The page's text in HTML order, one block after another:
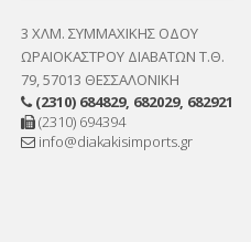
3 ΧΛΜ. ΣΥΜΜΑΧΙΚΗΣ ΟΔΟΥ
ΩΡΑΙΟΚΑΣΤΡΟΥ ΔΙΑΒΑΤΩΝ Τ.Θ.
79, 57013 ΘΕΣΣΑΛΟΝΙΚΗ
(2310) 684829, 682029, 682921
(2310) 694394
info@diakakisimports.gr